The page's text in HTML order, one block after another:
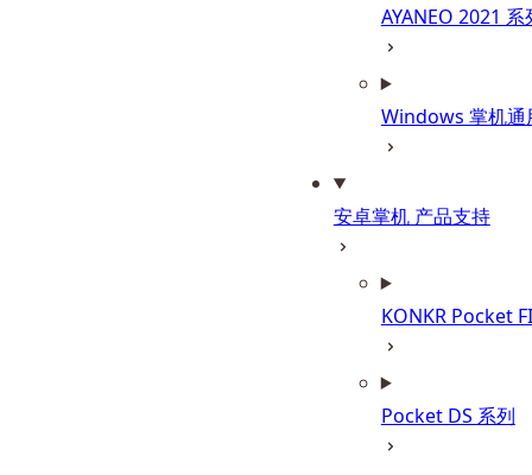
AYANEO 2021 系
Windows 掌机通
安卓掌机 产品支持
KONKR Pocket
Pocket DS 系列